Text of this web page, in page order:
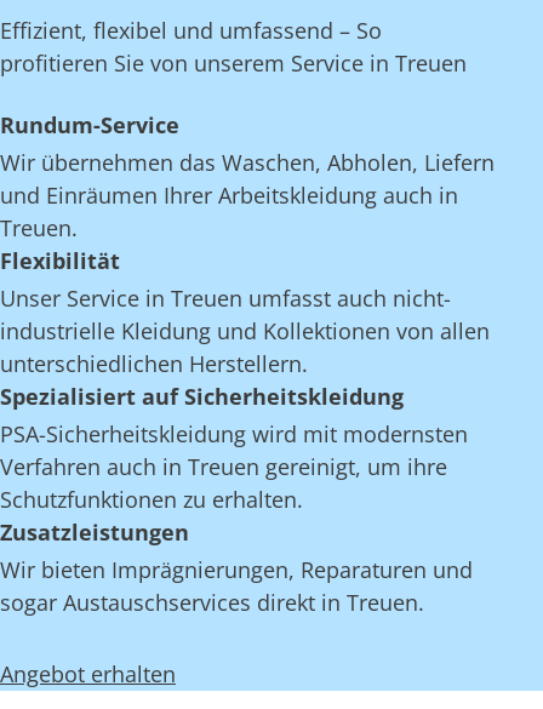
Effizient, flexibel und umfassend – So
profitieren Sie von unserem Service in Treuen
Rundum-Service
Wir übernehmen das Waschen, Abholen, Liefern
und Einräumen Ihrer Arbeitskleidung auch in
Treuen.
Flexibilität
Unser Service in Treuen umfasst auch nicht-
industrielle Kleidung und Kollektionen von allen
unterschiedlichen Herstellern.
Spezialisiert auf Sicherheitskleidung
PSA-Sicherheitskleidung wird mit modernsten
Verfahren auch in Treuen gereinigt, um ihre
Schutzfunktionen zu erhalten.
Zusatzleistungen
Wir bieten Imprägnierungen, Reparaturen und
sogar Austauschservices direkt in Treuen.
Angebot erhalten